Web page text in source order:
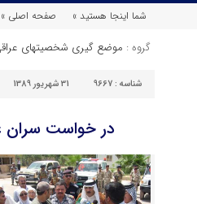
شما اینجا هستید »
صفحه اصلی »
گروه : موضع گیری شخصیتهای
شناسه : 9667 31 شهریور 1389
در خواست سران